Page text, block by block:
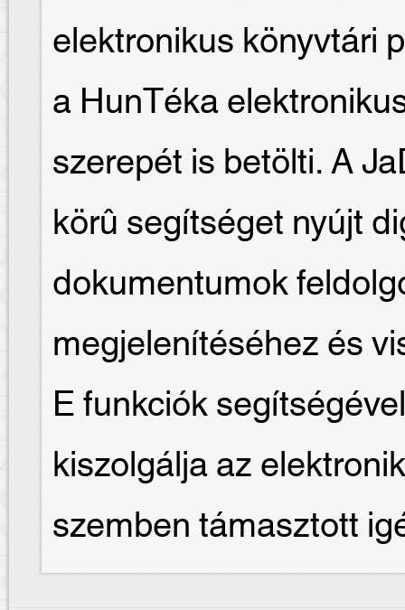
elektronikus könyvtári
a HunTéka
szerepét is betölti. A
körû segítséget nyújt
dokumentumok
megjelenítéséhez és
E funkciók
kiszolgálja az
szemben támasztott